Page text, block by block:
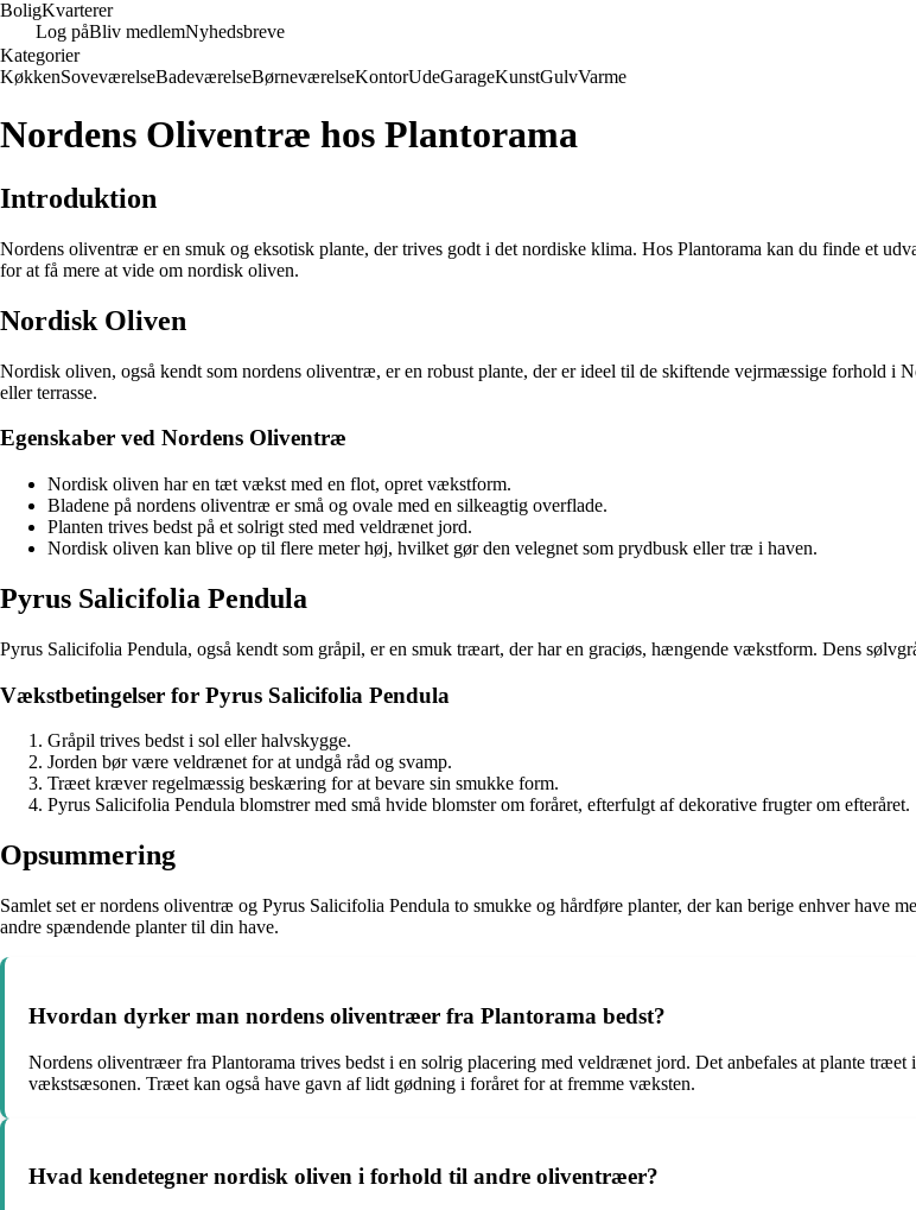
BoligKvarterer
Log påBliv medlemNyhedsbreve
Kategorier
KøkkenSoveværelseBadeværelseBørneværelseKontorUdeGarageKunstGulvVarme
Nordens Oliventræ hos Plantorama
Introduktion
Nordens oliventræ er en smuk og eksotisk plante, der trives godt i det nordiske klima. Hos Plantorama kan du finde et
for at få mere at vide om nordisk oliven.
Nordisk Oliven
Nordisk oliven, også kendt som nordens oliventræ, er en robust plante, der er ideel til de skiftende vejrmæssige forhold i
eller terrasse.
Egenskaber ved Nordens Oliventræ
Nordisk oliven har en tæt vækst med en flot, opret vækstform.
Bladene på nordens oliventræ er små og ovale med en silkeagtig overflade.
Planten trives bedst på et solrigt sted med veldrænet jord.
Nordisk oliven kan blive op til flere meter høj, hvilket gør den velegnet som prydbusk eller træ i haven.
Pyrus Salicifolia Pendula
Pyrus Salicifolia Pendula, også kendt som gråpil, er en smuk træart, der har en graciøs, hængende vækstform. Dens
Vækstbetingelser for Pyrus Salicifolia Pendula
Gråpil trives bedst i sol eller halvskygge.
Jorden bør være veldrænet for at undgå råd og svamp.
Træet kræver regelmæssig beskæring for at bevare sin smukke form.
Pyrus Salicifolia Pendula blomstrer med små hvide blomster om foråret, efterfulgt af dekorative frugter om efteråret.
Opsummering
Samlet set er nordens oliventræ og Pyrus Salicifolia Pendula to smukke og hårdføre planter, der kan berige enhver have
andre spændende planter til din have.
Hvordan dyrker man nordens oliventræer fra Plantorama bedst?
Nordens oliventræer fra Plantorama trives bedst i en solrig placering med veldrænet jord. Det anbefales at plante
vækstsæsonen. Træet kan også have gavn af lidt gødning i foråret for at fremme væksten.
Hvad kendetegner nordisk oliven i forhold til andre oliventræer?